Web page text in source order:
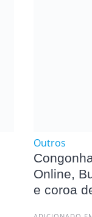
Outros
Online,
e coroa